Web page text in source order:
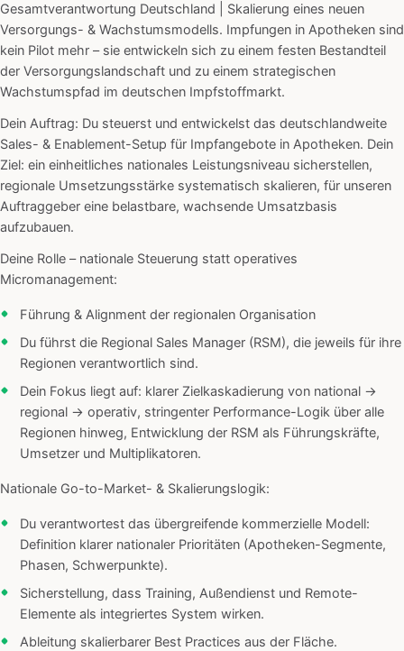
Gesamtverantwortung Deutschland | Skalierung eines neuen
Versorgungs- & Wachstumsmodells. Impfungen in Apotheken sind
kein Pilot mehr – sie entwickeln sich zu einem festen Bestandteil
der Versorgungslandschaft und zu einem strategischen
Wachstumspfad im deutschen Impfstoffmarkt.
Dein Auftrag: Du steuerst und entwickelst das deutschlandweite
Sales- & Enablement-Setup für Impfangebote in Apotheken. Dein
Ziel: ein einheitliches nationales Leistungsniveau sicherstellen,
regionale Umsetzungsstärke systematisch skalieren, für unseren
Auftraggeber eine belastbare, wachsende Umsatzbasis
aufzubauen.
Deine Rolle – nationale Steuerung statt operatives
Micromanagement:
Führung & Alignment der regionalen Organisation
Du führst die Regional Sales Manager (RSM), die jeweils für ihre
Regionen verantwortlich sind.
Dein Fokus liegt auf: klarer Zielkaskadierung von national →
regional → operativ, stringenter Performance-Logik über alle
Regionen hinweg, Entwicklung der RSM als Führungskräfte,
Umsetzer und Multiplikatoren.
Nationale Go-to-Market- & Skalierungslogik:
Du verantwortest das übergreifende kommerzielle Modell:
Definition klarer nationaler Prioritäten (Apotheken-Segmente,
Phasen, Schwerpunkte).
Sicherstellung, dass Training, Außendienst und Remote-
Elemente als integriertes System wirken.
Ableitung skalierbarer Best Practices aus der Fläche.